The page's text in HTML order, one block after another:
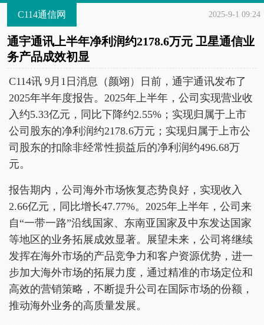
C114通信网 2025-9-1 09:24
通宇通讯上半年净利润约2178.6万元 卫星通信业
务产品成效初显
C114讯 9月1日消息（颜翊）日前，通宇通讯发布了
2025年半年度报告。2025年上半年，公司实现营业收
入约5.33亿元，同比下降约2.55%；实现归属于上市
公司股东的净利润约2178.6万元；实现归属于上市公
司股东的扣除非经常性损益后的净利润约496.68万
元。
报告期内，公司海外市场恢复态势良好，实现收入
2.66亿元，同比增长47.77%。2025年上半年，公司来
自“一带一路”沿线国家、东南亚国家及中东发达国家
等地区的业务拓展成效显著。展望未来，公司将继续
发挥在海外市场的产品竞争力和客户资源优势，进一
步加大海外市场的拓展力度，通过精准的市场定位和
高效的营销策略，不断提升公司在国际市场的份额，
推动海外业务的高质量发展。